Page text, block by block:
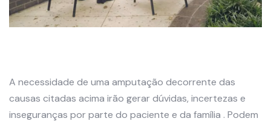
A necessidade de uma amputação decorrente das
causas citadas acima irão gerar dúvidas, incertezas e
inseguranças por parte do paciente e da família . Podem